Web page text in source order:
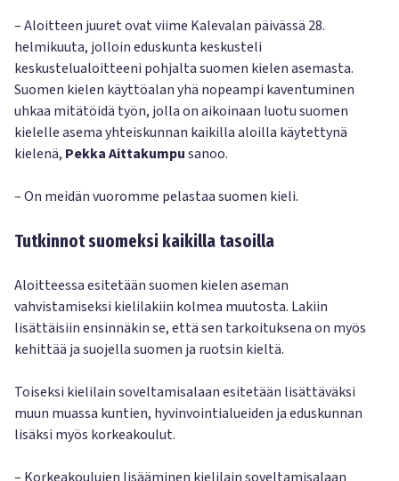
– Aloitteen juuret ovat viime Kalevalan päivässä 28.
helmikuuta, jolloin eduskunta keskusteli
keskustelualoitteeni pohjalta suomen kielen asemasta.
Suomen kielen käyttöalan yhä nopeampi kaventuminen
uhkaa mitätöidä työn, jolla on aikoinaan luotu suomen
kielelle asema yhteiskunnan kaikilla aloilla käytettynä
kielenä, Pekka Aittakumpusanoo.
– On meidän vuoromme pelastaa suomen kieli.
Tutkinnot suomeksi kaikilla tasoilla
Aloitteessa esitetään suomen kielen aseman
vahvistamiseksi kielilakiin kolmea muutosta. Lakiin
lisättäisiin ensinnäkin se, että sen tarkoituksena on myös
kehittää ja suojella suomen ja ruotsin kieltä.
Toiseksi kielilain soveltamisalaan esitetään lisättäväksi
muun muassa kuntien, hyvinvointialueiden ja eduskunnan
lisäksi myös korkeakoulut.